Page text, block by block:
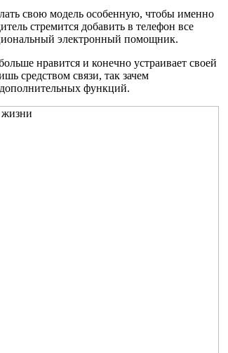
свою модель особенную, чтобы именно
стремится добавить в телефон все
электронный помощник.
нравится и конечно устраивает своей
средством связи, так зачем
функций.